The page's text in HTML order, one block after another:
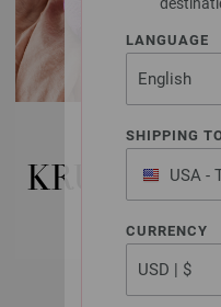
LANGUAGE
SHIPPING
USA -
of America
CURRENCY
LANA
KRUŽNO
%